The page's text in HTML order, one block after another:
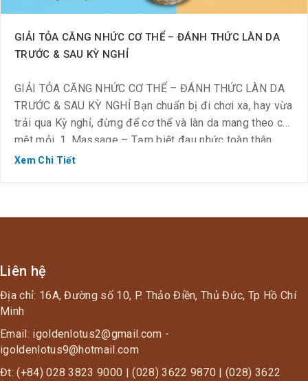
GIẢI TỎA CĂNG NHỨC CƠ THỂ – ĐÁNH THỨC LÀN DA
TRƯỚC & SAU KỲ NGHỈ
GIẢI TỎA CĂNG NHỨC CƠ THỂ – ĐÁNH THỨC LÀN DA
TRƯỚC & SAU KỲ NGHỈ Bạn chuẩn bị đi chơi xa, hay vừa
trải qua Kỳ nghỉ, đừng để cơ thể và làn da mang theo cả
mệt mỏi. 1. Massage – Tạm biệt đau nhức toàn thân
Giúp phục hồi toàn bộ cơ […]
Xem Chi Tiết
Liên hệ
Địa chỉ: 16A, Đường số 10, P. Thảo Điền, Thủ Đức, Tp Hồ Chí
Minh
Email: igoldenlotus2@gmail.com -
igoldenlotus9@hotmail.com
Đt: (+84) 028 3823 9000 | (028) 3622 9870 | (028) 3622